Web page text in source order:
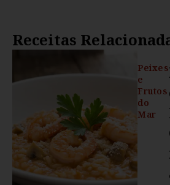
Receitas
Peixes
e
Frutos
do
Mar